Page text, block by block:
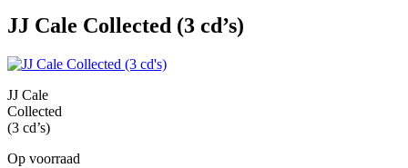
JJ Cale Collected (3 cd’s)
JJ Cale
Collected
(3 cd’s)
Op voorraad